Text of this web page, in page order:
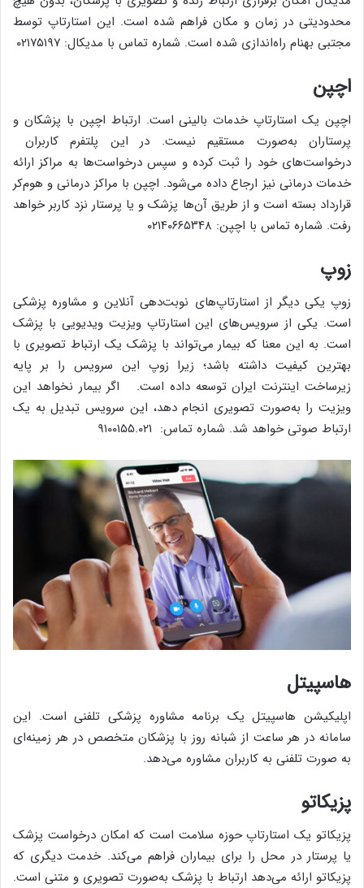
محدودیتی در زمان و مکان فراهم شده است. این استارتاپ توسط
مجتبی بهنام راه‌اندازی شده است. شماره تماس با مدیکال: ۰۲۱۷۵۱۹۷
اچپن
اچپن یک استارتاپ خدمات بالینی است. ارتباط اچپن با پزشکان و
پرستاران به‌صورت مستقیم نیست. در این پلتفرم کاربران
درخواست‌های خود را ثبت کرده و سپس درخواست‌ها به مراکز ارائه
خدمات درمانی نیز ارجاع داده می‌شود. اچپن با مراکز درمانی و هوم‌کر
قرارداد بسته است و از طریق آن‌ها پزشک و یا پرستار نزد کاربر خواهد
رفت. شماره تماس با اچپن: ۰۲۱۴۰۶۶۵۳۴۸
زوپ
زوپ یکی دیگر از استارتاپ‌های نوبت‌دهی آنلاین و مشاوره پزشکی
است. یکی از سرویس‌های این استارتاپ ویزیت ویدیویی با پزشک
است. به این معنا که بیمار می‌تواند با پزشک یک ارتباط تصویری با
بهترین کیفیت داشته باشد؛ زیرا زوپ این سرویس را بر پایه
زیرساخت اینترنت ایران توسعه داده است. اگر بیمار نخواهد این
ویزیت را به‌صورت تصویری انجام دهد، این سرویس تبدیل به یک
ارتباط صوتی خواهد شد. شماره تماس: ۹۱۰۰۱۵۵.۰۲۱
هاسپیتل
اپلیکیشن هاسپیتل یک برنامه مشاوره پزشکی تلفنی است. این
سامانه در هر ساعت از شبانه روز با پزشکان متخصص در هر زمینه‌ای
به صورت تلفنی به کاربران مشاوره می‌دهد.
پزیکاتو
پزیکاتو یک استارتاپ حوزه سلامت است که امکان درخواست پزشک
یا پرستار در محل را برای بیماران فراهم می‌کند. خدمت دیگری که
پزیکاتو ارائه می‌دهد ارتباط با پزشک به‌صورت تصویری و متنی است.